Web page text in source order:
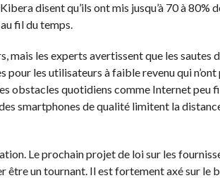
disent qu’ils ont mis jusqu’à 70 à 80%
fil du temps.
mais les experts avertissent que les sautes
les utilisateurs à faible revenu qui
obstacles quotidiens comme Internet peu
smartphones de qualité limitent la
Le prochain projet de loi sur les
être un tournant. Il est fortement axé sur le